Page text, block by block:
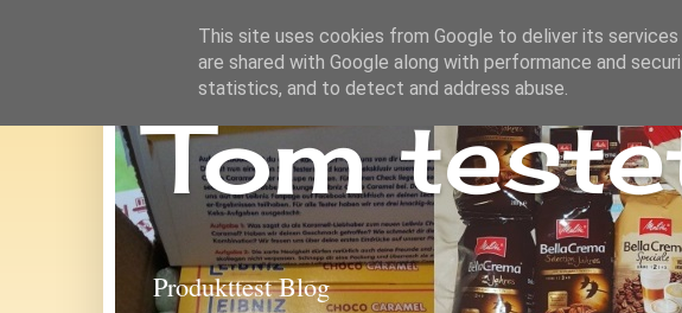
Tom
Produkttest Blog
This site uses cookies from Google to deliver its
are shared with Google along with performance and
statistics, and to detect and address abuse.